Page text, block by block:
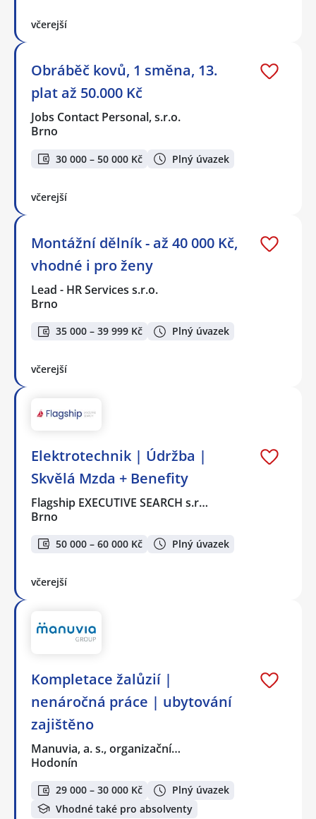
včerejší
Obráběč kovů, 1 směna, 13.
plat až 50.000 Kč
Jobs Contact Personal, s.r.o.
Brno
30 000 – 50 000 Kč Plný úvazek
včerejší
Montážní dělník - až 40 000 Kč,
vhodné i pro ženy
Lead - HR Services s.r.o.
Brno
35 000 – 39 999 Kč Plný úvazek
včerejší
Elektrotechnik | Údržba |
Skvělá Mzda + Benefity
Flagship EXECUTIVE SEARCH s.r…
Brno
50 000 – 60 000 Kč Plný úvazek
včerejší
Kompletace žalůzií |
nenáročná práce | ubytování
zajištěno
Manuvia, a. s., organizační…
Hodonín
29 000 – 30 000 Kč
Plný úvazek
Vhodné také pro absolventy